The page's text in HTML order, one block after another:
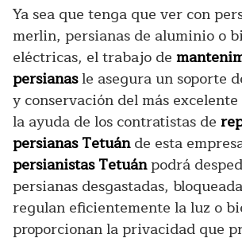
Ya sea que tenga que ver con
merlin, persianas de aluminio o
eléctricas, el trabajo de
persianasle asegura un soporte
y conservación del más
la ayuda de los contratistas de
persianas Tetuánde esta
persianistas Tetuánpodrá
persianas desgastadas,
regulan eficientemente la luz o
proporcionan la privacidad que